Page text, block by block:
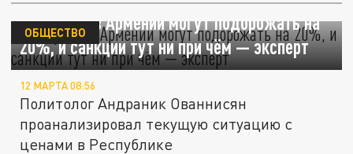
Продукты в Армении могут подорожать на
20%, и санкции тут ни при чём — эксперт
ОБЩЕСТВО
12 МАРТА 08:56
Политолог Андраник Ованнисян
проанализировал текущую ситуацию с
ценами в Республике